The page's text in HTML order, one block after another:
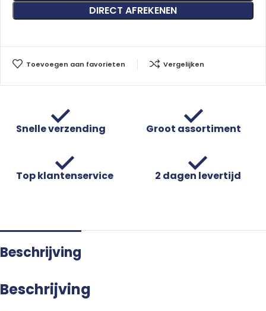
DIRECT AFREKENEN
Toevoegen aan favorieten Vergelijken
Snelle verzending Groot assortiment
Top klantenservice 2 dagen levertijd
Beschrijving
Beschrijving